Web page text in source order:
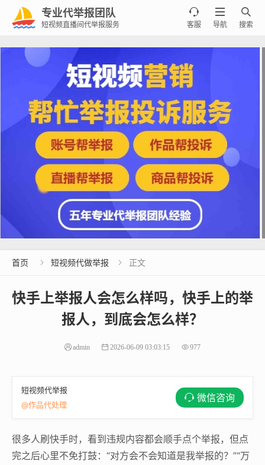
专业代举报团队
短视频直播间代举报服务

搜索

导航

客服
首页  短视频代做举报  正文
快手上举报人会怎么样吗，快手上的举
报人，到底会怎么样？
admin 2026-06-09 03:03:15 977
短视频代举报
@作品代处理
微信咨询
很多人刷快手时，看到违规内容都会顺手点个举报，但点
完之后心里不免打鼓：“对方会不会知道是我举报的？”“万